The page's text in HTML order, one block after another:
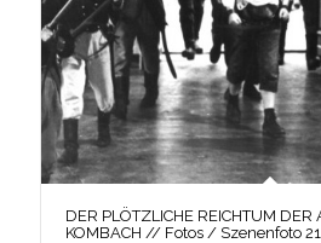
DER PLÖTZLICHE REICHTUM DER
KOMBACH // Fotos / Szenenfoto 21